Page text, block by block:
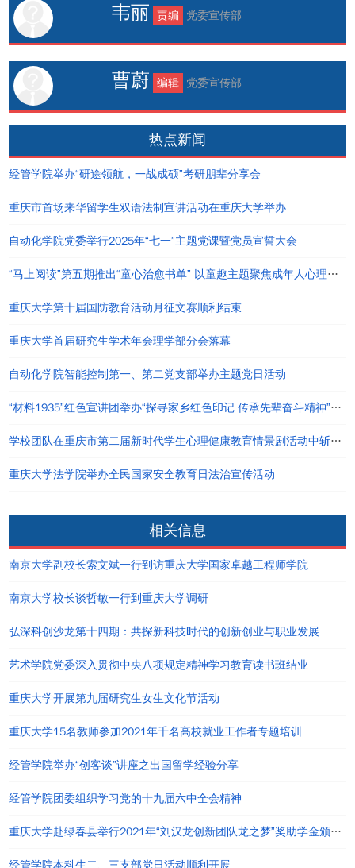
韦丽 责编 党委宣传部
曹蔚 编辑 党委宣传部
热点新闻
经管学院举办“研途领航，一战成硕”考研朋辈分享会
重庆市首场来华留学生双语法制宣讲活动在重庆大学举办
自动化学院党委举行2025年“七一”主题党课暨党员宣誓大会
“马上阅读”第五期推出“童心治愈书单” 以童趣主题聚焦成年人心理疗愈
重庆大学第十届国防教育活动月征文赛顺利结束
重庆大学首届研究生学术年会理学部分会落幕
自动化学院智能控制第一、第二党支部举办主题党日活动
“材料1935”红色宣讲团举办“探寻家乡红色印记 传承先辈奋斗精神”主题宣讲活动
学校团队在重庆市第二届新时代学生心理健康教育情景剧活动中斩获高校组特等奖
重庆大学法学院举办全民国家安全教育日法治宣传活动
相关信息
南京大学副校长索文斌一行到访重庆大学国家卓越工程师学院
南京大学校长谈哲敏一行到重庆大学调研
弘深科创沙龙第十四期：共探新科技时代的创新创业与职业发展
艺术学院党委深入贯彻中央八项规定精神学习教育读书班结业
重庆大学开展第九届研究生女生文化节活动
重庆大学15名教师参加2021年千名高校就业工作者专题培训
经管学院举办“创客谈”讲座之出国留学经验分享
经管学院团委组织学习党的十九届六中全会精神
重庆大学赴绿春县举行2021年“刘汉龙创新团队龙之梦”奖助学金颁发仪式